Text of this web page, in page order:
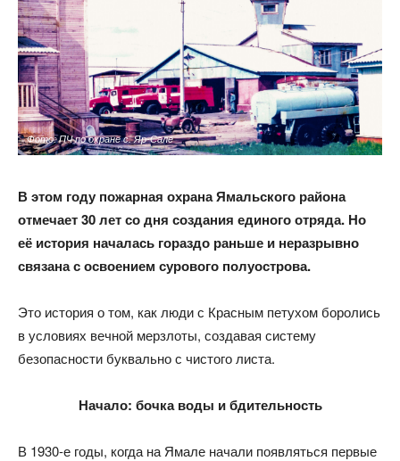
Фото: ПЧ по охране с. Яр-Сале
В этом году пожарная охрана Ямальского района
отмечает 30 лет со дня создания единого отряда. Но
её история началась гораздо раньше и неразрывно
связана с освоением сурового полуострова.
Это история о том, как люди с Красным петухом боролись
в условиях вечной мерзлоты, создавая систему
безопасности буквально с чистого листа.
Начало: бочка воды и бдительность
В 1930-е годы, когда на Ямале начали появляться первые